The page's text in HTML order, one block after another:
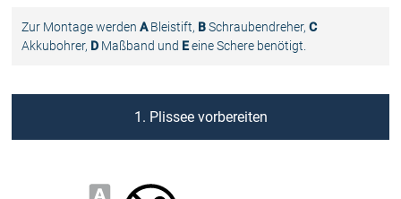
Zur Montage werdenABleistift, BSchraubendreher,C
Akkubohrer, D Maßband und Eeine Schere benötigt.
1. Plissee vorbereiten